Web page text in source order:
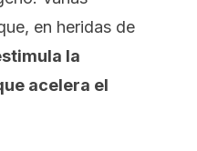
en heridas de
la
acelera el